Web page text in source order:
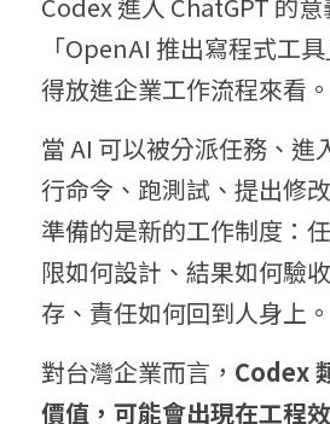
「OpenAI 推出寫程式工
得放進企業工作流程來看。
當 AI 可以被分派任務、進
行命令、跑測試、提出修
準備的是新的工作制度：
限如何設計、結果如何驗
存、責任如何回到人身上。
對台灣企業而言， Codex
價值，可能會出現在工程